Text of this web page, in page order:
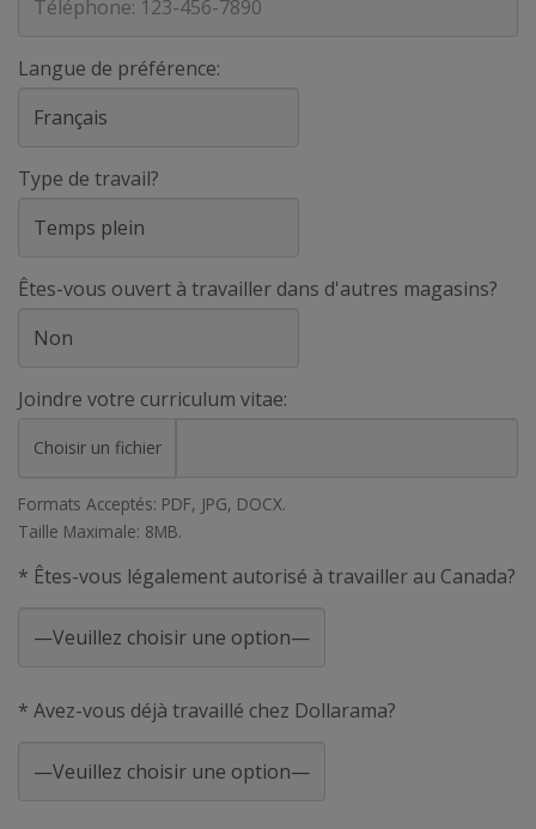
Langue de préférence:
Type de travail?
Êtes-vous ouvert à travailler dans d'autres magasins?
Joindre votre curriculum vitae:
Choisir un fichier
Formats Acceptés: PDF, JPG, DOCX.
Taille Maximale: 8MB.
* Êtes-vous légalement autorisé à travailler au Canada?
* Avez-vous déjà travaillé chez Dollarama?